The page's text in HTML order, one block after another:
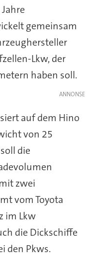
gemeinsam
Lkw, der
haben soll.
auf dem Hino
von 25
die
zwei
vom Toyota
im Lkw
die Dickschiffe
den Pkws.